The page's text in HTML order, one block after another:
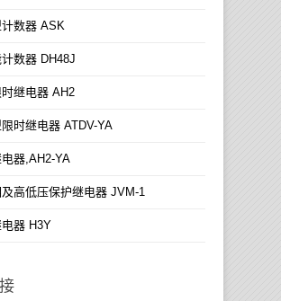
数器 ASK
数器 DH48J
继电器 AH2
时继电器 ATDV-YA
器,AH2-YA
高低压保护继电器 JVM-1
电器 H3Y